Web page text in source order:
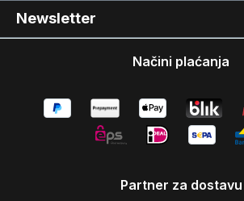
Newsletter
Načini plaćanja
Partner za dostavu